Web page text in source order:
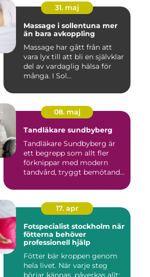
31. maj
Massage i sollentuna mer
än bara avkoppling
Massage har gått från att
vara lyx till att bli en självklar
del av vardaglig hälsa för
många. I Sol...
08. maj
Tandläkare sundbyberg
Tandläkare Sundbyberg är
ett begrepp som allt fler
förknippar med modern
tandvård, tryggt bemötande
17. apr
Fotspecialist stockholm när
fötterna behöver
professionell hjälp
Fötter bär kroppen genom
hela livet. När varje steg
börjar kännas, påverkas allt: